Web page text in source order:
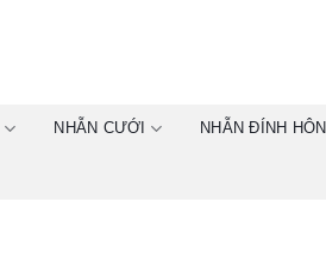
NHẪN CƯỚI NHẪN ĐÍNH HÔN